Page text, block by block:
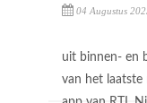
04 Augustus
uit binnen- en
van het laatste